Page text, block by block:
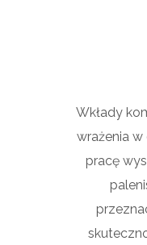
Wkłady
wrażenia
pracę